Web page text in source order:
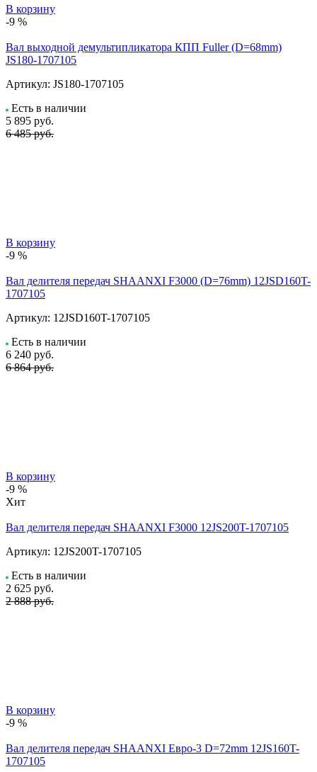
В корзину
-9 %
Вал выходной демультипликатора КПП Fuller (D=68mm)
JS180-1707105
Артикул: JS180-1707105
Есть в наличии
5 895 руб.
6 485 руб.
В корзину
-9 %
Вал делителя передач SHAANXI F3000 (D=76mm) 12JSD160T-
1707105
Артикул: 12JSD160T-1707105
Есть в наличии
6 240 руб.
6 864 руб.
В корзину
-9 %
Хит
Вал делителя передач SHAANXI F3000 12JS200T-1707105
Артикул: 12JS200T-1707105
Есть в наличии
2 625 руб.
2 888 руб.
В корзину
-9 %
Вал делителя передач SHAANXI Евро-3 D=72mm 12JS160T-
1707105